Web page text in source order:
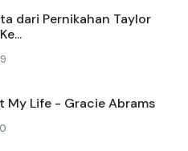
dari Pernikahan Taylor
My Life - Gracie Abrams